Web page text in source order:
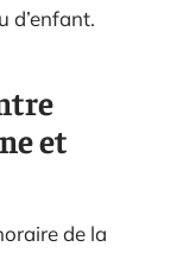
d’enfant.
et
de la